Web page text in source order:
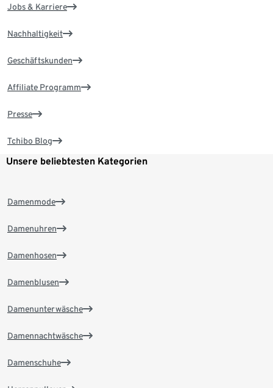
Jobs & Karriere
Nachhaltigkeit
Geschäftskunden
Affiliate Programm
Presse
Tchibo Blog
Unsere beliebtesten Kategorien
Damenmode
Damenuhren
Damenhosen
Damenblusen
Damenunterwäsche
Damennachtwäsche
Damenschuhe